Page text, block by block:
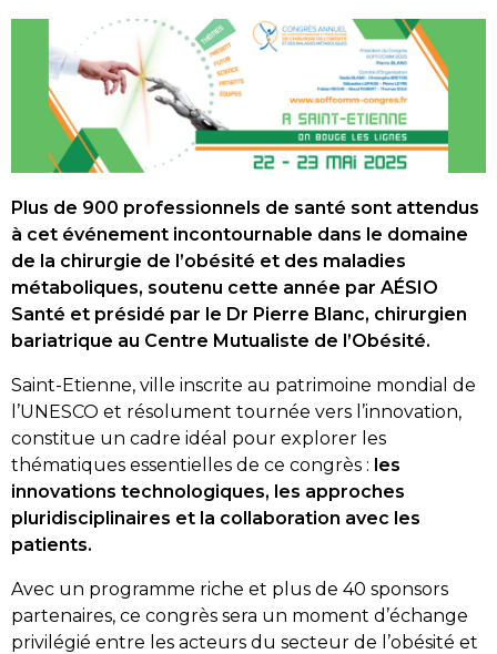
Plus de 900 professionnels de santé sont attendus
à cet événement incontournable dans le domaine
de la chirurgie de l’obésité et des maladies
métaboliques, soutenu cette année par AÉSIO
Santé et présidé par le Dr Pierre Blanc, chirurgien
bariatrique au Centre Mutualiste de l’Obésité.
Saint-Etienne, ville inscrite au patrimoine mondial de
l’UNESCO et résolument tournée vers l’innovation,
constitue un cadre idéal pour explorer les
thématiques essentielles de ce congrès : les
innovations technologiques, les approches
pluridisciplinaires et la collaboration avec les
patients.
Avec un programme riche et plus de 40 sponsors
partenaires, ce congrès sera un moment d’échange
privilégié entre les acteurs du secteur de l’obésité et